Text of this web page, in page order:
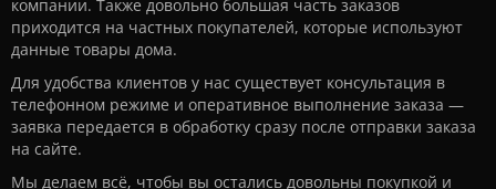
компании. Также довольно большая часть заказов
приходится на частных покупателей, которые используют
данные товары дома.
Для удобства клиентов у нас существует консультация в
телефонном режиме и оперативное выполнение заказа —
заявка передается в обработку сразу после отправки заказа
на сайте.
Мы делаем всё, чтобы вы остались довольны покупкой и